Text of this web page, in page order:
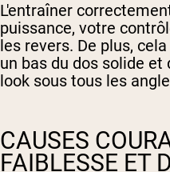
L'entraîner
puissance, votre
les revers. De plus,
un bas du dos solide
look sous tous les
CAUSES
FAIBLESSE ET